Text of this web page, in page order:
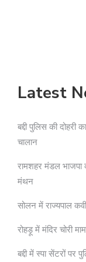
Latest
बद्दी पुलिस की दोहरी
चालान
रामशहर मंडल
मंथन
सोलन में राज्यपाल
रोहड़ू में मंदिर चोरी
बद्दी में स्पा सेंटरों पर